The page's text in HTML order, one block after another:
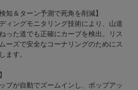
知＆ターン予測で死角を削減】
ィングモニタリング技術により、山道
った道でも正確にカーブを検出。リス
ーズで安全なコーナリングのためにス
ます。
プが自動でズームインし、ポップアッ